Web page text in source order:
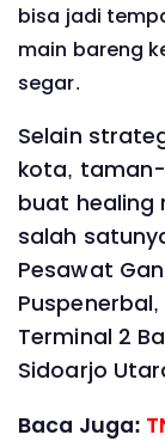
bisa jadi
main bareng
segar.
Selain
kota,
buat healing
salah
Pesawat
Terminal 2
Sidoarjo
Baca Juga: